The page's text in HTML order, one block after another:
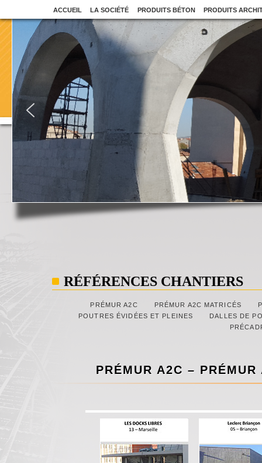
ACCUEIL LA SOCIÉTÉ PRODUITS BÉTON PRODUITS
RÉFÉRENCES CHANTIERS
PRÉMUR A2C PRÉMUR A2C MATRICÉS
POUTRES ÉVIDÉES ET PLEINES
DALLES DE
PRÉMUR A2C –